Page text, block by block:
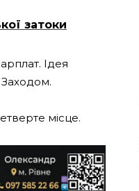
затоки
Ідея
місце.